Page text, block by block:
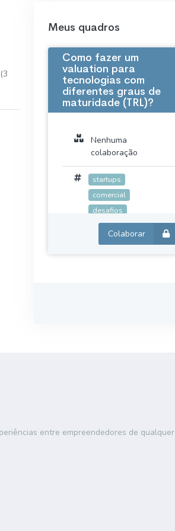
Meus quadros
Como fazer um
valuation para
tecnologias com
diferentes graus de
maturidade (TRL)?
Nenhuma
colaboração
startups
comercial
desafios
empreendedorismo
Colaborar
entre empreendedores de qualquer